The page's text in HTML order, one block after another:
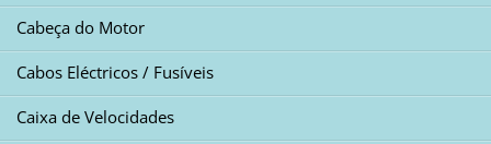
Cabeça do Motor
Cabos Eléctricos / Fusíveis
Caixa de Velocidades